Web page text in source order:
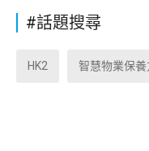
#話題搜尋
HK2 智慧物業保養